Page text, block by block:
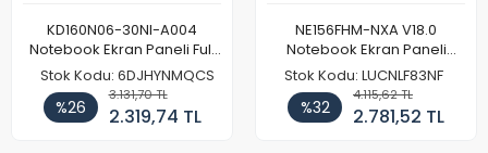
KD160N06-30NI-A004
Notebook Ekran Paneli Full
HD
Stok Kodu: 6DJHYNMQCS
%26
3.131,70 TL
2.319,74 TL
NE156FHM-NXA V18.0
Notebook Ekran Paneli
144Hz
Stok Kodu: LUCNLF83NF
%32
4.115,62 TL
2.781,52 TL